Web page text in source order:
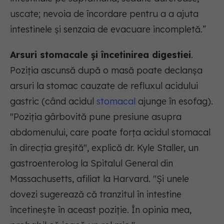
uscate; nevoia de încordare pentru a a ajuta
intestinele și senzaia de evacuare incompletă.”
Arsuri stomacale și încetinirea digestiei.
Poziția ascunsă după o masă poate declanșa
arsuri la stomac cauzate de refluxul acidului
gastric (când acidul stomacal ajunge în esofag).
"Poziția gârbovită pune presiune asupra
abdomenului, care poate forța acidul stomacal
în direcția greșită", explică dr. Kyle Staller, un
gastroenterolog la Spitalul General din
Massachusetts, afiliat la Harvard. "Și unele
dovezi sugerează că tranzitul în intestine
încetinește în aceast poziție. În opinia mea,